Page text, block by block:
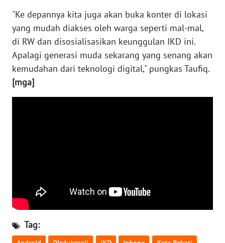
"Ke depannya kita juga akan buka konter di lokasi
yang mudah diakses oleh warga seperti mal-mal,
di RW dan disosialisasikan keunggulan IKD ini.
Apalagi generasi muda sekarang yang senang akan
kemudahan dari teknologi digital," pungkas Taufiq.
[mga]
Tag:
JATENG
WN
NUSANTARA
WN
WN
KALBAR
WN
KALTENG